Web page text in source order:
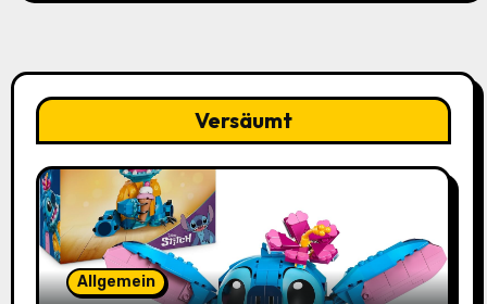
Versäumt
Allgemein